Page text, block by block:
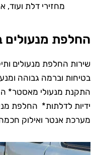
מחזירי דלת ועוד,
החלפת מנעולים
שירות החלפת מנעולים
בטיחות וברמה גבוהה
התקנת מנעולי מאסטר*
ידיות לדלתות* החלפת
מערכת אנטר ואילוק